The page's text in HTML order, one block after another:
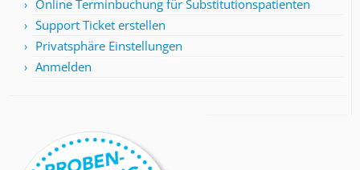
Online Terminbuchung für Substitutionspatienten
Support Ticket erstellen
Privatsphäre Einstellungen
Anmelden